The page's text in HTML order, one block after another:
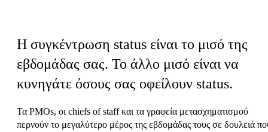
Η συγκέντρωση status είναι το μισό της
εβδομάδας σας. Το άλλο μισό είναι να
κυνηγάτε όσους σας οφείλουν status.
Τα PMOs, οι chiefs of staff και τα γραφεία μετασχηματισμού
περνούν το μεγαλύτερο μέρος της εβδομάδας τους σε δουλειά